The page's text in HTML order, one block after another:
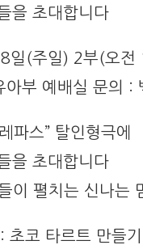
을 초대합니다
일(주일) 2부(오
아부 예배실 문의
파스” 탈인형극에
을 초대합니다
이 펼치는 신나는
초코 타르트 만들기